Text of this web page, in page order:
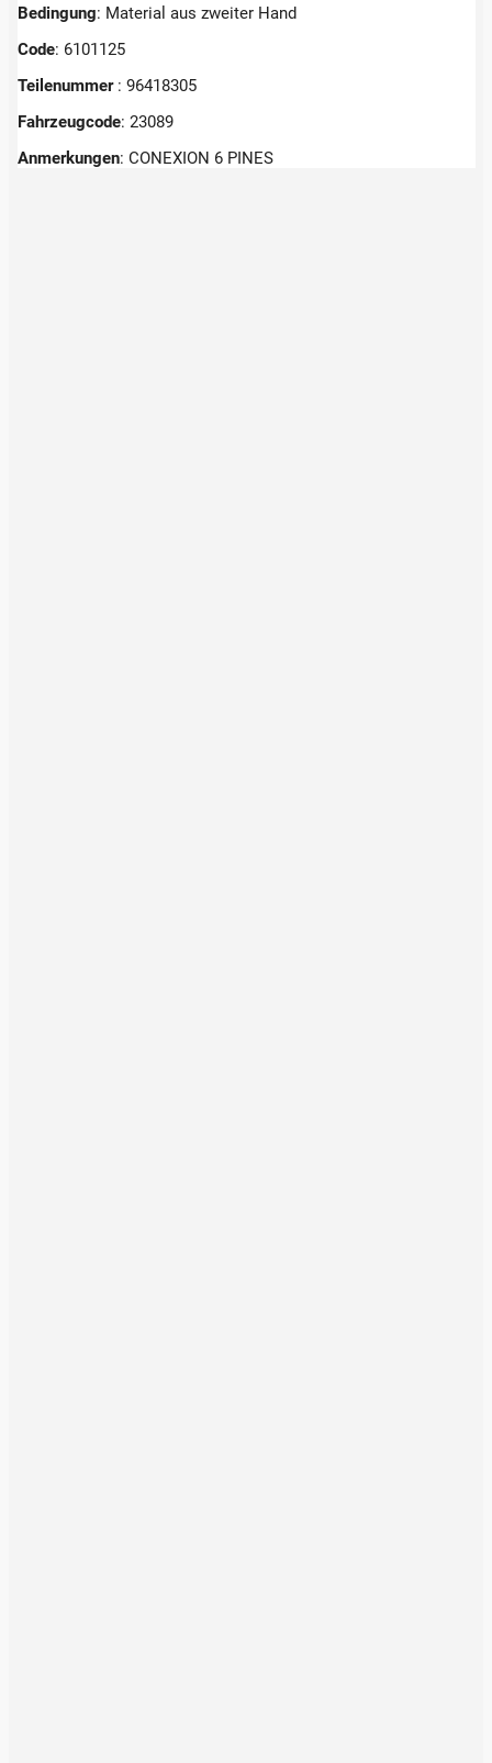
Bedingung: Material aus zweiter Hand
Code: 6101125
Teilenummer : 96418305
Fahrzeugcode: 23089
Anmerkungen: CONEXION 6 PINES